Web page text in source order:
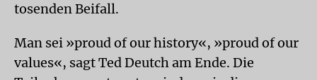
tosenden Beifall.
Man sei »proud of our history«, »proud of our
values«, sagt Ted Deutch am Ende. Die